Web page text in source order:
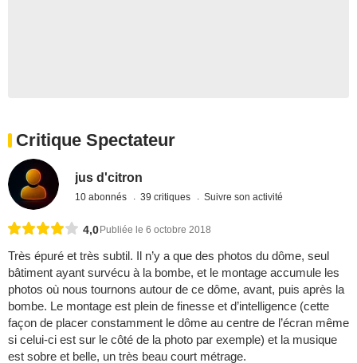
Critique Spectateur
jus d'citron
10 abonnés 39 critiques Suivre son activité
4,0 Publiée le 6 octobre 2018
Très épuré et très subtil. Il n’y a que des photos du dôme, seul
bâtiment ayant survécu à la bombe, et le montage accumule les
photos où nous tournons autour de ce dôme, avant, puis après la
bombe. Le montage est plein de finesse et d’intelligence (cette
façon de placer constamment le dôme au centre de l’écran même
si celui-ci est sur le côté de la photo par exemple) et la musique
est sobre et belle, un très beau court métrage.